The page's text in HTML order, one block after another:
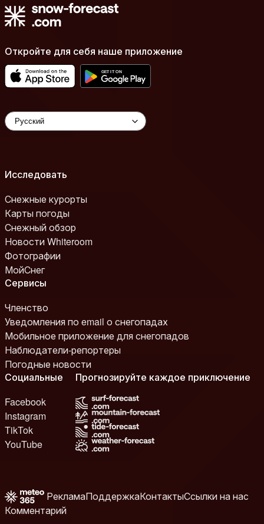
Откройте для себя наше приложение
Исследовать
Снежные курорты
Карты погоды
Снежный обзор
Новости Whiteroom
Фотографии
МойСнег
Сервисы
Членство
Уведомления по email о снегопадах
Мобильное приложение для снегопадов
Наблюдатели-репортеры
Погодные новости
Социальные
Facebook
Instagram
TikTok
YouTube
Прогнозируйте каждое приключение
РекламаПоддержкаКонтактыСсылки на нас
Комментарий